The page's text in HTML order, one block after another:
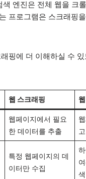
엔진은 전체 웹을 크
프로그램은 스크래핑
핑에 더 이해하실 수
웹 스크래핑
웹페이지에서 필요
한 데이터를 추출
특정 웹페이지의 데
이터만 수집
색